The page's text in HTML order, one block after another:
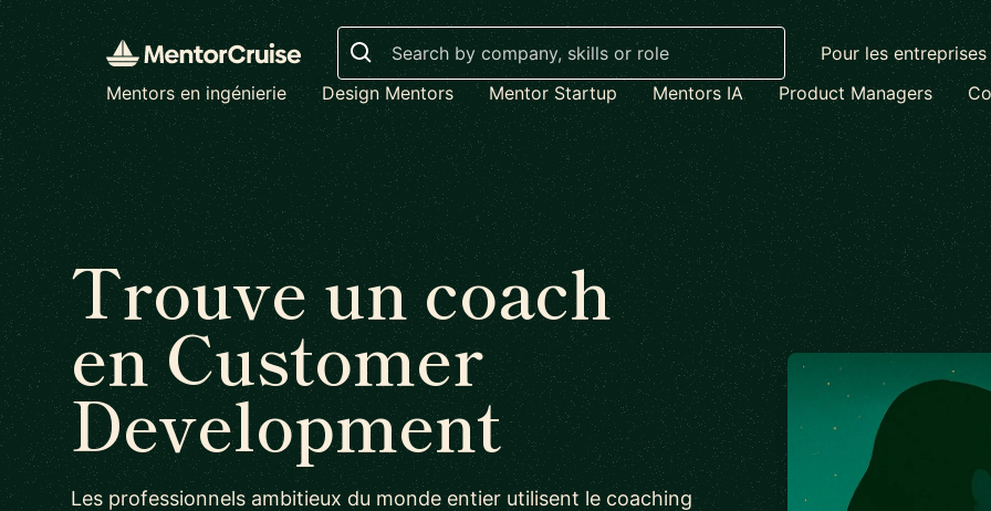
Search
Pour les entreprises
Mentors en ingénierie
Design Mentors Mentor Startup Mentors IA Product Managers
Trouve un coach
en Customer
Development
Les professionnels ambitieux du monde entier utilisent le coaching